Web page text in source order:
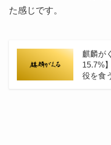
た感じです。
麒麟が
15.7%
役を食